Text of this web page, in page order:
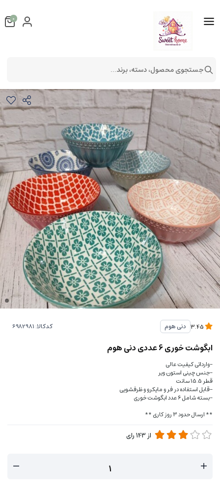
دنی هوم کدکالا:
ابگوشت خوری 6 عددی دنی هوم
-وارداتی کیفیت عالی
-جنس چینی استون ویر
قطر 15.5 سانت
-قابل استفاده در فر و مایکرو و ظرفشویی
-بسته شامل ۶ عدد ابگوشت خوری
** ارسال حدود 3 روز کاری **
از 143رای
0
جستجوی محصول، دسته، برند...